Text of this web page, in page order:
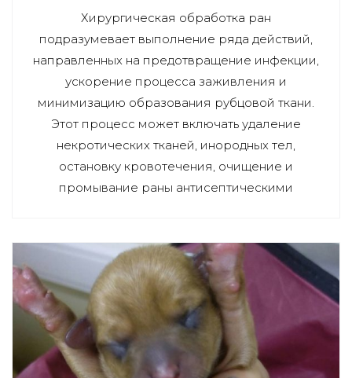
Хирургическая обработка ран
подразумевает выполнение ряда действий,
направленных на предотвращение инфекции,
ускорение процесса заживления и
минимизацию образования рубцовой ткани.
Этот процесс может включать удаление
некротических тканей, инородных тел,
остановку кровотечения, очищение и
промывание раны антисептическими